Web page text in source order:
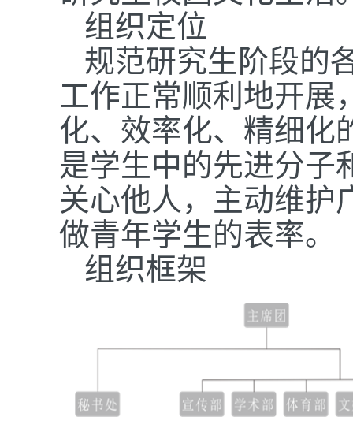
组织定位
规范研究生阶段的
工作正常顺利地开展
化、效率化、精细化
是学生中的先进分子
关心他人，主动维护
做青年学生的表率。
组织框架